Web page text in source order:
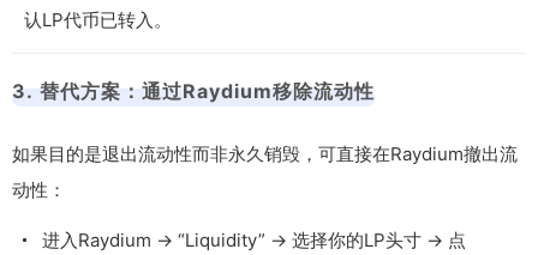
认LP代币已转入。
3. 替代方案：通过Raydium移除流动性
如果目的是退出流动性而非永久销毁，可直接在Raydium撤出流
动性：
进入Raydium → “Liquidity” → 选择你的LP头寸 → 点